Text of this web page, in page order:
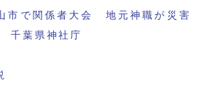
市で関係者大会 地元神職が災害
千葉県神社庁